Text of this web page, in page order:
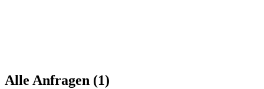
Alle Anfragen (1)